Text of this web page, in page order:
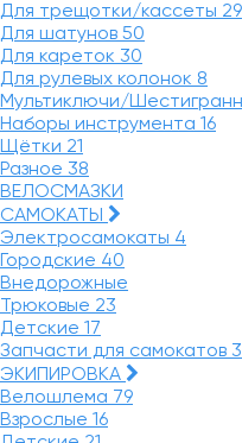
Для трещотки/кассеты 29
Для шатунов 50
Для кареток 30
Для рулевых колонок 8
Мультиключи/
Наборы инструмента 16
Щётки 21
Разное 38
ВЕЛОСМАЗКИ
САМОКАТЫ
Электросамокаты 4
Городские 40
Внедорожные
Трюковые 23
Детские 17
Запчасти для самокатов
ЭКИПИРОВКА
Велошлема 79
Взрослые 16